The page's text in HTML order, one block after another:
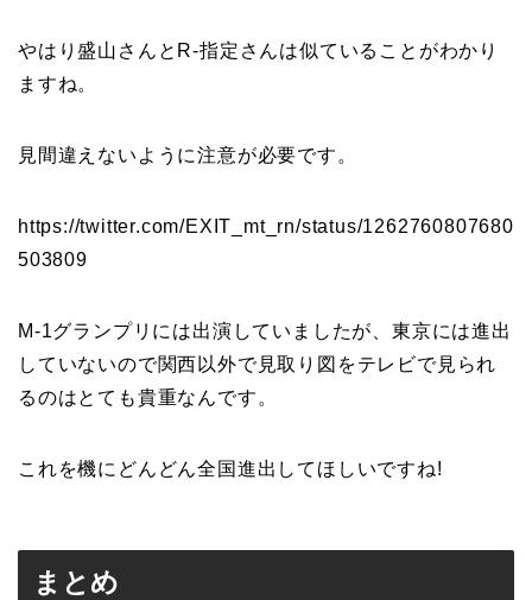
やはり盛山さんとR-指定さんは似ていることがわかり
ますね。
見間違えないように注意が必要です。
https://twitter.com/EXIT_mt_rn/status/1262760807680
503809
M-1グランプリには出演していましたが、東京には進出
していないので関西以外で見取り図をテレビで見られ
るのはとても貴重なんです。
これを機にどんどん全国進出してほしいですね!
まとめ